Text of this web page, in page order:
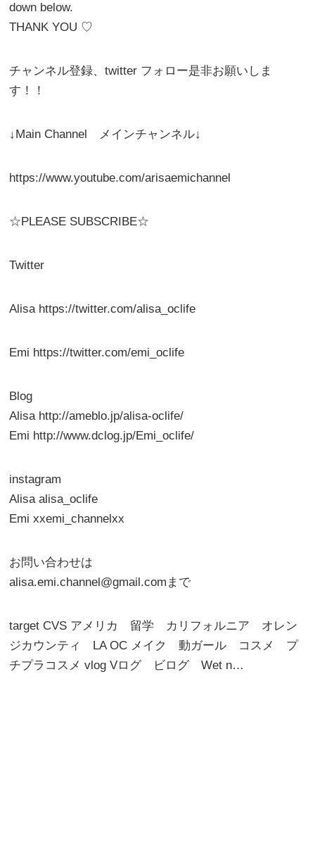
down below.
THANK YOU ♡
チャンネル登録、twitter フォロー是非お願いしま
す！！
↓Main Channel メインチャンネル↓
https://www.youtube.com/arisaemichannel
☆PLEASE SUBSCRIBE☆
Twitter
Alisa https://twitter.com/alisa_oclife
Emi https://twitter.com/emi_oclife
Blog
Alisa http://ameblo.jp/alisa-oclife/
Emi http://www.dclog.jp/Emi_oclife/
instagram
Alisa alisa_oclife
Emi xxemi_channelxx
お問い合わせは
alisa.emi.channel@gmail.comまで
target CVS アメリカ 留学 カリフォルニア オレン
ジカウンティ LA OC メイク 動ガール コスメ プ
チプラコスメ vlog Vログ ビログ Wet n…